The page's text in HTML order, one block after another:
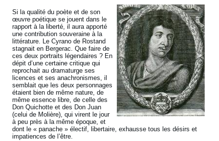
Si la qualité du poète et de son
œuvre poétique se jouent dans le
rapport à la liberté, il aura apporté
une contribution souveraine à la
littérature. Le Cyrano de Rostand
stagnait en Bergerac. Que faire de
ces deux portraits légendaires ? En
dépit d’une certaine critique qui
reprochait au dramaturge ses
licences et ses anachronismes, il
semblait que les deux personnages
étaient bien de même nature, de
même essence libre, de celle des
Don Quichotte et des Don Juan
(celui de Molière), qui virent le jour
à peu près à la même époque, et
dont le « panache » électif, libertaire, exhausse tous les désirs et
impatiences de l’être.